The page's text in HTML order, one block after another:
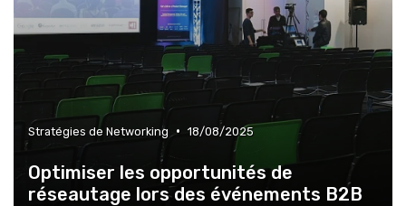
Stratégies de Networking • 18/08/2025
Optimiser les opportunités de
réseautage lors des événements B2B